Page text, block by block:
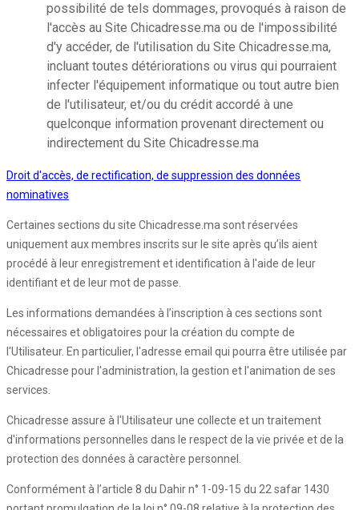
possibilité de tels dommages, provoqués à raison de
l'accès au Site Chicadresse.ma ou de l'impossibilité
d'y accéder, de l'utilisation du Site Chicadresse.ma,
incluant toutes détériorations ou virus qui pourraient
infecter l'équipement informatique ou tout autre bien
de l'utilisateur, et/ou du crédit accordé à une
quelconque information provenant directement ou
indirectement du Site Chicadresse.ma
Droit d'accès, de rectification, de suppression des données
nominatives
Certaines sections du site Chicadresse.ma sont réservées
uniquement aux membres inscrits sur le site après qu’ils aient
procédé à leur enregistrement et identification à l'aide de leur
identifiant et de leur mot de passe.
Les informations demandées à l’inscription à ces sections sont
nécessaires et obligatoires pour la création du compte de
l'Utilisateur. En particulier, l'adresse email qui pourra être utilisée par
Chicadresse pour l'administration, la gestion et l'animation de ses
services.
Chicadresse assure à l'Utilisateur une collecte et un traitement
d'informations personnelles dans le respect de la vie privée et de la
protection des données à caractère personnel.
Conformément à l’article 8 du Dahir n° 1-09-15 du 22 safar 1430